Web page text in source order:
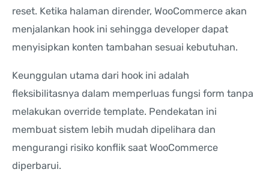
reset. Ketika halaman dirender, WooCommerce akan
menjalankan hook ini sehingga developer dapat
menyisipkan konten tambahan sesuai kebutuhan.
Keunggulan utama dari hook ini adalah
fleksibilitasnya dalam memperluas fungsi form tanpa
melakukan override template. Pendekatan ini
membuat sistem lebih mudah dipelihara dan
mengurangi risiko konflik saat WooCommerce
diperbarui.